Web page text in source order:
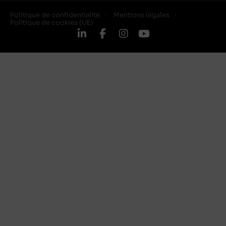
Politique de confidentialité
Mentions légales
Politique de cookies (UE)